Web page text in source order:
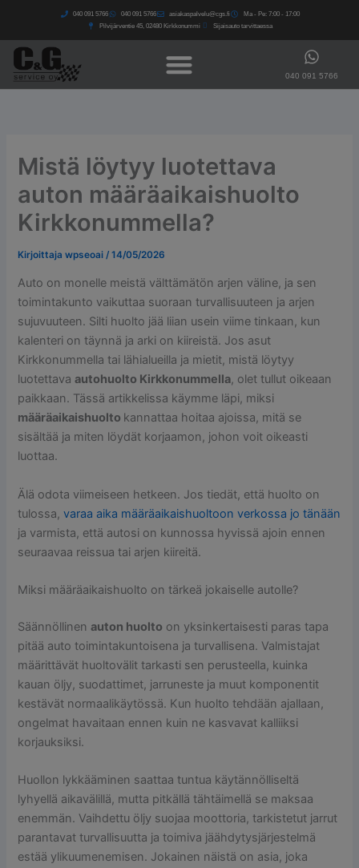
040 091 5766​ 040 091 5766​ asiakaspalvelu@cgs.fi
Ma - Pe: 7:00 - 17:00
Pilvijärventie 45, 02480 Kirkkonummi
Sijaisauto tarvittaessa
040 091 5766
Mistä löytyy luotettava
auton määräaikaishuolto
Kirkkonummella?
Kirjoittajawpseoai /14/05/2026
Auto on monelle meistä välttämätön arjen väline, ja sen
toimintakunto vaikuttaa suoraan turvallisuuteen ja arjen
sujuvuuteen. Silti huolto jää liian usein viime tinkaan, kun
kalenteri on täynnä ja arki on kiireistä. Jos asut
Kirkkonummella tai lähialueilla ja mietit, mistä löytyy
luotettavaautohuolto Kirkkonummella, olet tullut oikeaan
paikkaan. Tässä artikkelissa käymme läpi, miksi
määräaikaishuolto kannattaa hoitaa ajoissa, mitä se
sisältää ja miten löydät korjaamon, johon voit oikeasti
luottaa.
Älä odota viimeiseen hetkeen. Jos tiedät, että huolto on
tulossa,varaa aika määräaikaishuoltoon verkossa jo tänään
ja varmista, että autosi on kunnossa hyvissä ajoin ennen
seuraavaa reissua tai arjen kiireitä.
Miksi määräaikaishuolto on tärkeä jokaiselle autolle?
Säännöllinenauton huolto on yksinkertaisesti paras tapa
pitää auto toimintakuntoisena ja turvallisena. Valmistajat
määrittävät huoltovälit tarkasti sen perusteella, kuinka
kauan öljy, suodattimet, jarruneste ja muut komponentit
kestävät normaalikäytössä. Kun huolto tehdään ajallaan,
ongelmat havaitaan ennen kuin ne kasvavat kalliiksi
korjauksiksi.
Huollon lykkääminen saattaa tuntua käytännölliseltä
lyhyellä aikavälillä, mutta pitkällä tähtäimellä se maksaa
enemmän. Vaihdettu öljy suojaa moottoria, tarkistetut jarrut
parantavat turvallisuutta ja toimiva jäähdytysjärjestelmä
estää ylikuumenemisen. Jokainen näistä on asia, joka